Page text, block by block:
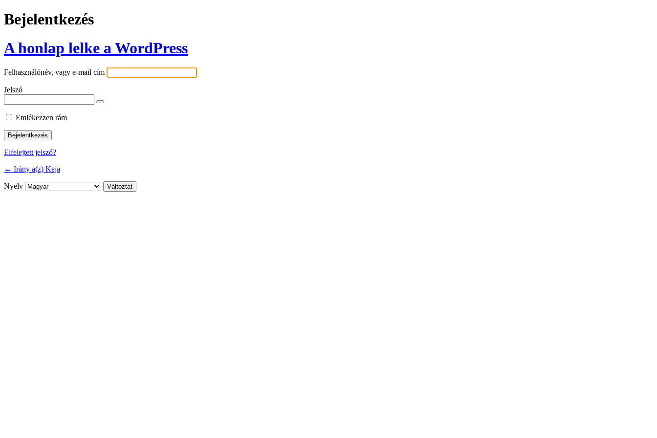
Bejelentkezés
A honlap lelke a WordPress
Felhasználónév, vagy e-mail cím
Jelszó
Emlékezzen rám
Elfelejtett jelszó?
← Irány a(z) Keja
Nyelv